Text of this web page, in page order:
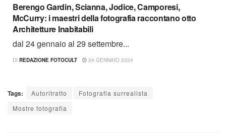
Berengo Gardin, Scianna, Jodice, Camporesi,
McCurry: i maestri della fotografia raccontano otto
Architetture Inabitabili
dal 24 gennaio al 29 settembre...
DI REDAZIONE FOTOCULT 24 GENNAIO 2024
Tags: Autoritratto
Fotografia surrealista
Mostre fotografia